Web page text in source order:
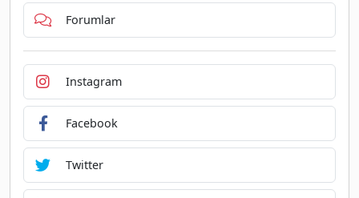
Forumlar
Instagram
Facebook
Twitter